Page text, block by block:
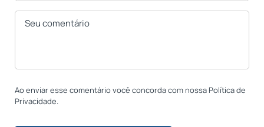
Ao enviar esse comentário você concorda com nossa Política de
Privacidade.